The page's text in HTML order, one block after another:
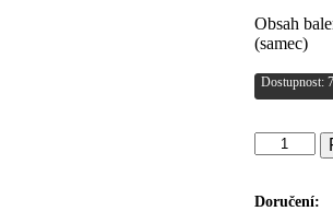
Obsah
(samec)
Dostupnost:
Neutrik
Mounting
Doručení: